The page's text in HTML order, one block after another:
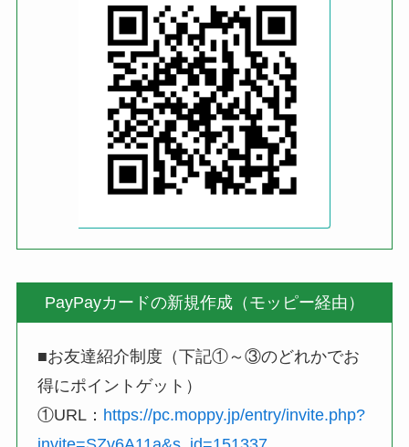
PayPayカードの新規作成（モッピー経由）
■お友達紹介制度（下記①～③のどれかでお
得にポイントゲット）
①URL： https://pc.moppy.jp/entry/invite.php?